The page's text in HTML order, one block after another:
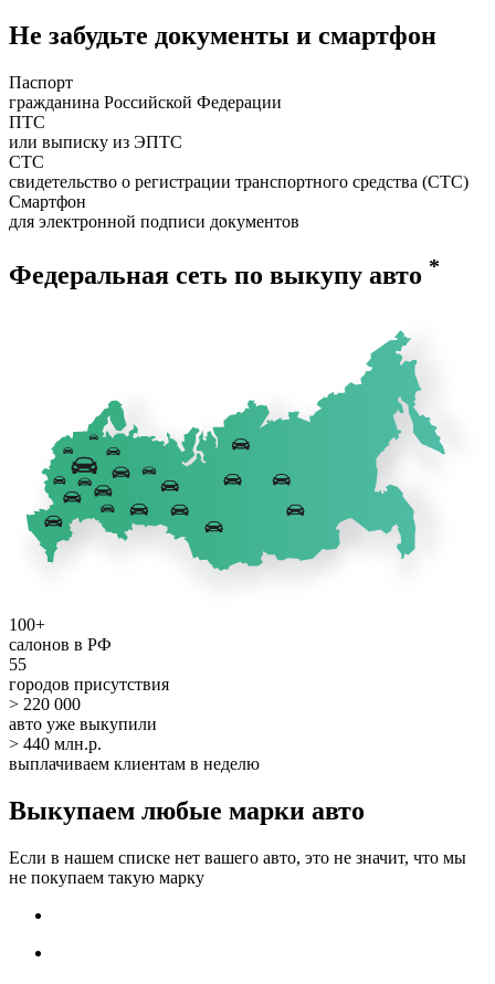
Не забудьте документы и смартфон
Паспорт
гражданина Российской Федерации
ПТС
или выписку из ЭПТС
СТС
свидетельство о регистрации транспортного средства (СТС)
Смартфон
для электронной подписи документов
Федеральная сеть по выкупу авто *
100+
салонов в РФ
55
городов присутствия
> 220 000
авто уже выкупили
> 440 млн.р.
выплачиваем клиентам в неделю
Выкупаем любые марки авто
Если в нашем списке нет вашего авто, это не значит, что мы
не покупаем такую марку